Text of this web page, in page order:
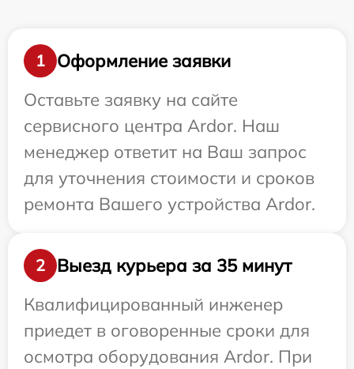
1
Оформление заявки
Оставьте заявку на сайте
сервисного центра Ardor. Наш
менеджер ответит на Ваш запрос
для уточнения стоимости и сроков
ремонта Вашего устройства Ardor.
2
Выезд курьера за 35 минут
Квалифицированный инженер
приедет в оговоренные сроки для
осмотра оборудования Ardor. При